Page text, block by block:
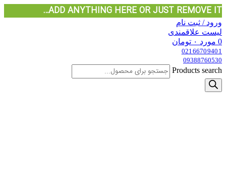
ADD ANYTHING HERE OR JUST REMOVE IT…
ورود / ثبت نام
لیست علاقمندی
0 مورد ۰ تومان
02166709401
09388760530
Products search